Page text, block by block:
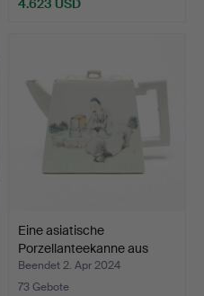
4.623 USD
Eine asiatische
Porzellanteekanne aus
dem …
Beendet 2. Apr 2024
73 Gebote